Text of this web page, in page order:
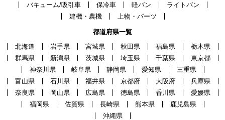
バキューム/吸引車
保冷車 軽バン
ライトバン
建機・農機
上物・パーツ
都道府県一覧
北海道
岩手県 宮城県 秋田県 福島県
栃木県
群馬県
新潟県 茨城県 埼玉県 千葉県
東京都
神奈川県
岐阜県 静岡県 愛知県
三重県
富山県
石川県 福井県 京都府 大阪府
兵庫県
奈良県
岡山県 広島県 徳島県 香川県
愛媛県
福岡県
佐賀県 長崎県 熊本県
鹿児島県
沖縄県